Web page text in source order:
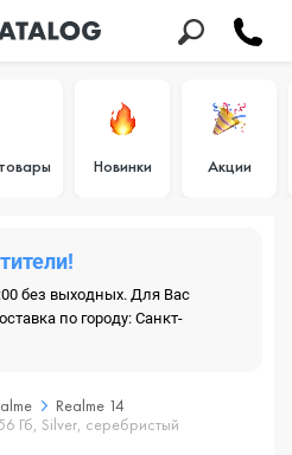
Новинки Акции
без выходных. Для Вас
по городу: Санкт-
Realme 14
Гб, Silver, серебристый